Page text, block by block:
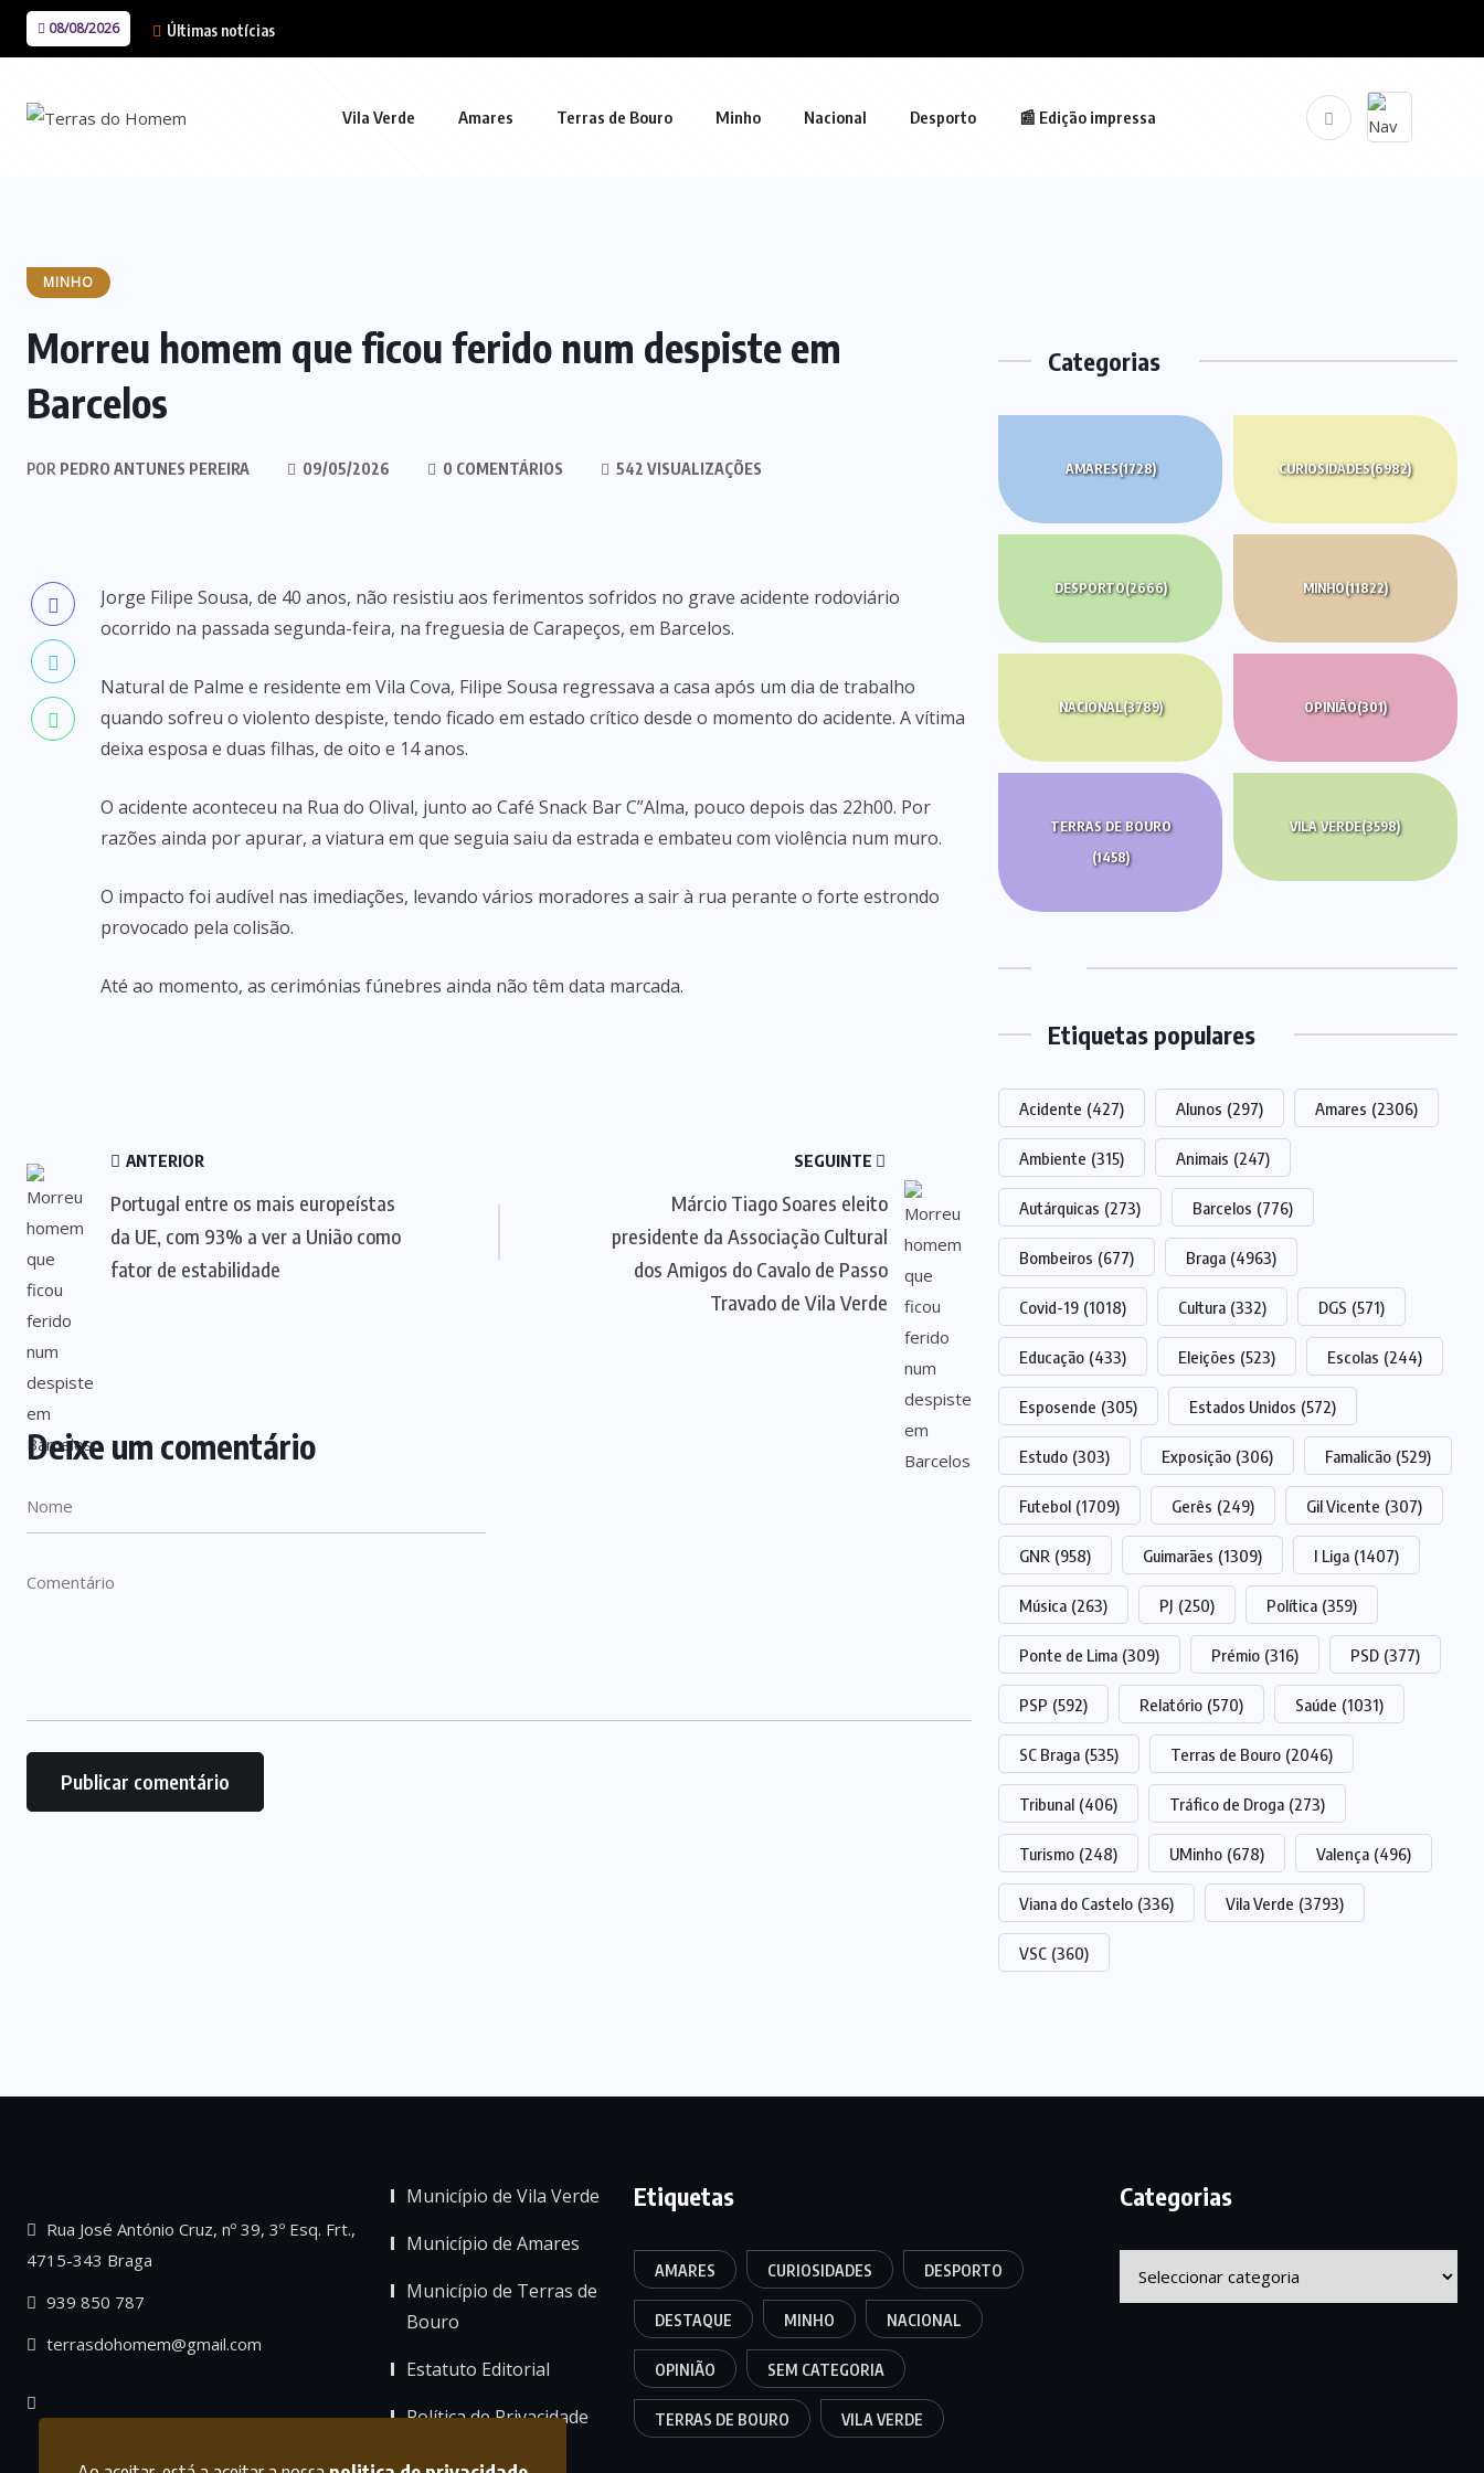
08/08/2026 Últimas notícias
Vila Verde Amares Terras de Bouro Minho Nacional Desporto 📰 Edição impressa
MINHO
Morreu homem que ficou ferido num despiste em
Barcelos
POR PEDRO ANTUNES PEREIRA 09/05/2026 0 COMENTÁRIOS 542 VISUALIZAÇÕES
Jorge Filipe Sousa, de 40 anos, não resistiu aos ferimentos sofridos no grave acidente rodoviário
ocorrido na passada segunda-feira, na freguesia de Carapeços, em Barcelos.
Natural de Palme e residente em Vila Cova, Filipe Sousa regressava a casa após um dia de trabalho
quando sofreu o violento despiste, tendo ficado em estado crítico desde o momento do acidente. A vítima
deixa esposa e duas filhas, de oito e 14 anos.
O acidente aconteceu na Rua do Olival, junto ao Café Snack Bar C”Alma, pouco depois das 22h00. Por
razões ainda por apurar, a viatura em que seguia saiu da estrada e embateu com violência num muro.
O impacto foi audível nas imediações, levando vários moradores a sair à rua perante o forte estrondo
provocado pela colisão.
Até ao momento, as cerimónias fúnebres ainda não têm data marcada.
ANTERIOR
Portugal entre os mais europeístas
da UE, com 93% a ver a União como
fator de estabilidade
SEGUINTE
Márcio Tiago Soares eleito
presidente da Associação Cultural
dos Amigos do Cavalo de Passo
Travado de Vila Verde
Deixe um comentário
Categorias
AMARES(1728) CURIOSIDADES(6982)
DESPORTO(2666) MINHO(11822)
NACIONAL(3789) OPINIÃO(301)
TERRAS DE BOURO
(1458)
VILA VERDE(3598)
Etiquetas populares
Acidente (427) Alunos (297) Amares (2306)
Ambiente (315) Animais (247)
Autárquicas (273) Barcelos (776)
Bombeiros (677) Braga (4963)
Covid-19 (1018) Cultura (332) DGS (571)
Educação (433) Eleições (523) Escolas (244)
Esposende (305) Estados Unidos (572)
Estudo (303) Exposição (306) Famalicão (529)
Futebol (1709) Gerês (249) Gil Vicente (307)
GNR (958) Guimarães (1309) I Liga (1407)
Música (263) PJ (250) Política (359)
Ponte de Lima (309) Prémio (316) PSD (377)
PSP (592) Relatório (570) Saúde (1031)
SC Braga (535) Terras de Bouro (2046)
Tribunal (406) Tráfico de Droga (273)
Turismo (248) UMinho (678) Valença (496)
Viana do Castelo (336) Vila Verde (3793)
VSC (360)
Rua José António Cruz, nº 39, 3º Esq. Frt.,
4715-343 Braga
939 850 787
terrasdohomem@gmail.com
Município de Vila Verde
Município de Amares
Município de Terras de
Bouro
Estatuto Editorial
Política de Privacidade
Etiquetas
AMARES CURIOSIDADES DESPORTO
DESTAQUE MINHO NACIONAL
OPINIÃO SEM CATEGORIA
TERRAS DE BOURO VILA VERDE
Categorias